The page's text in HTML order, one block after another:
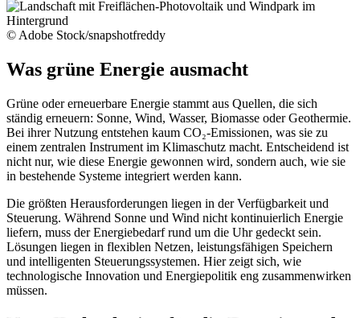
© Adobe Stock/snapshotfreddy
Was grüne Energie ausmacht
Grüne oder erneuerbare Energie stammt aus Quellen, die sich
ständig erneuern: Sonne, Wind, Wasser, Biomasse oder Geothermie.
Bei ihrer Nutzung entstehen kaum CO₂-Emissionen, was sie zu
einem zentralen Instrument im Klimaschutz macht. Entscheidend ist
nicht nur, wie diese Energie gewonnen wird, sondern auch, wie sie
in bestehende Systeme integriert werden kann.
Die größten Herausforderungen liegen in der Verfügbarkeit und
Steuerung. Während Sonne und Wind nicht kontinuierlich Energie
liefern, muss der Energiebedarf rund um die Uhr gedeckt sein.
Lösungen liegen in flexiblen Netzen, leistungsfähigen Speichern
und intelligenten Steuerungssystemen. Hier zeigt sich, wie
technologische Innovation und Energiepolitik eng zusammenwirken
müssen.